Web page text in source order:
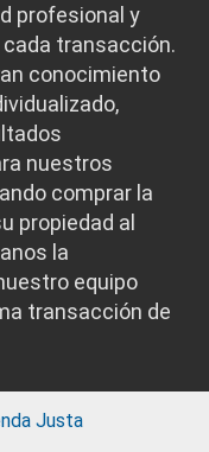
profesional y
transacción.
conocimiento
nuestros
comprar la
propiedad al
la
equipo
transacción de
Justa